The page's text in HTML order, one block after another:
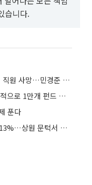
습니다.
포스코케미칼 포항공장서 50대 하청 직원 사망…민경준 대표 "깊이 사과"
은성수, 라임·옵티머스 사태에 "현실적으로 1만개 펀드 감독 어려웠다"
푼다
美 클래리티 법안 연내 통과 가능성 13%…상원 문턱서 제동